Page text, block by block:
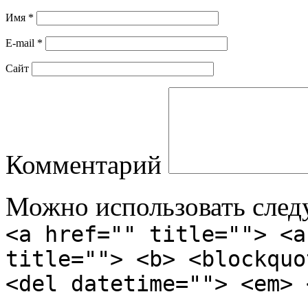
Имя *
E-mail *
Сайт
Комментарий
Можно использовать
<a href="" title="">
title=""> <b>
<del datetime="">